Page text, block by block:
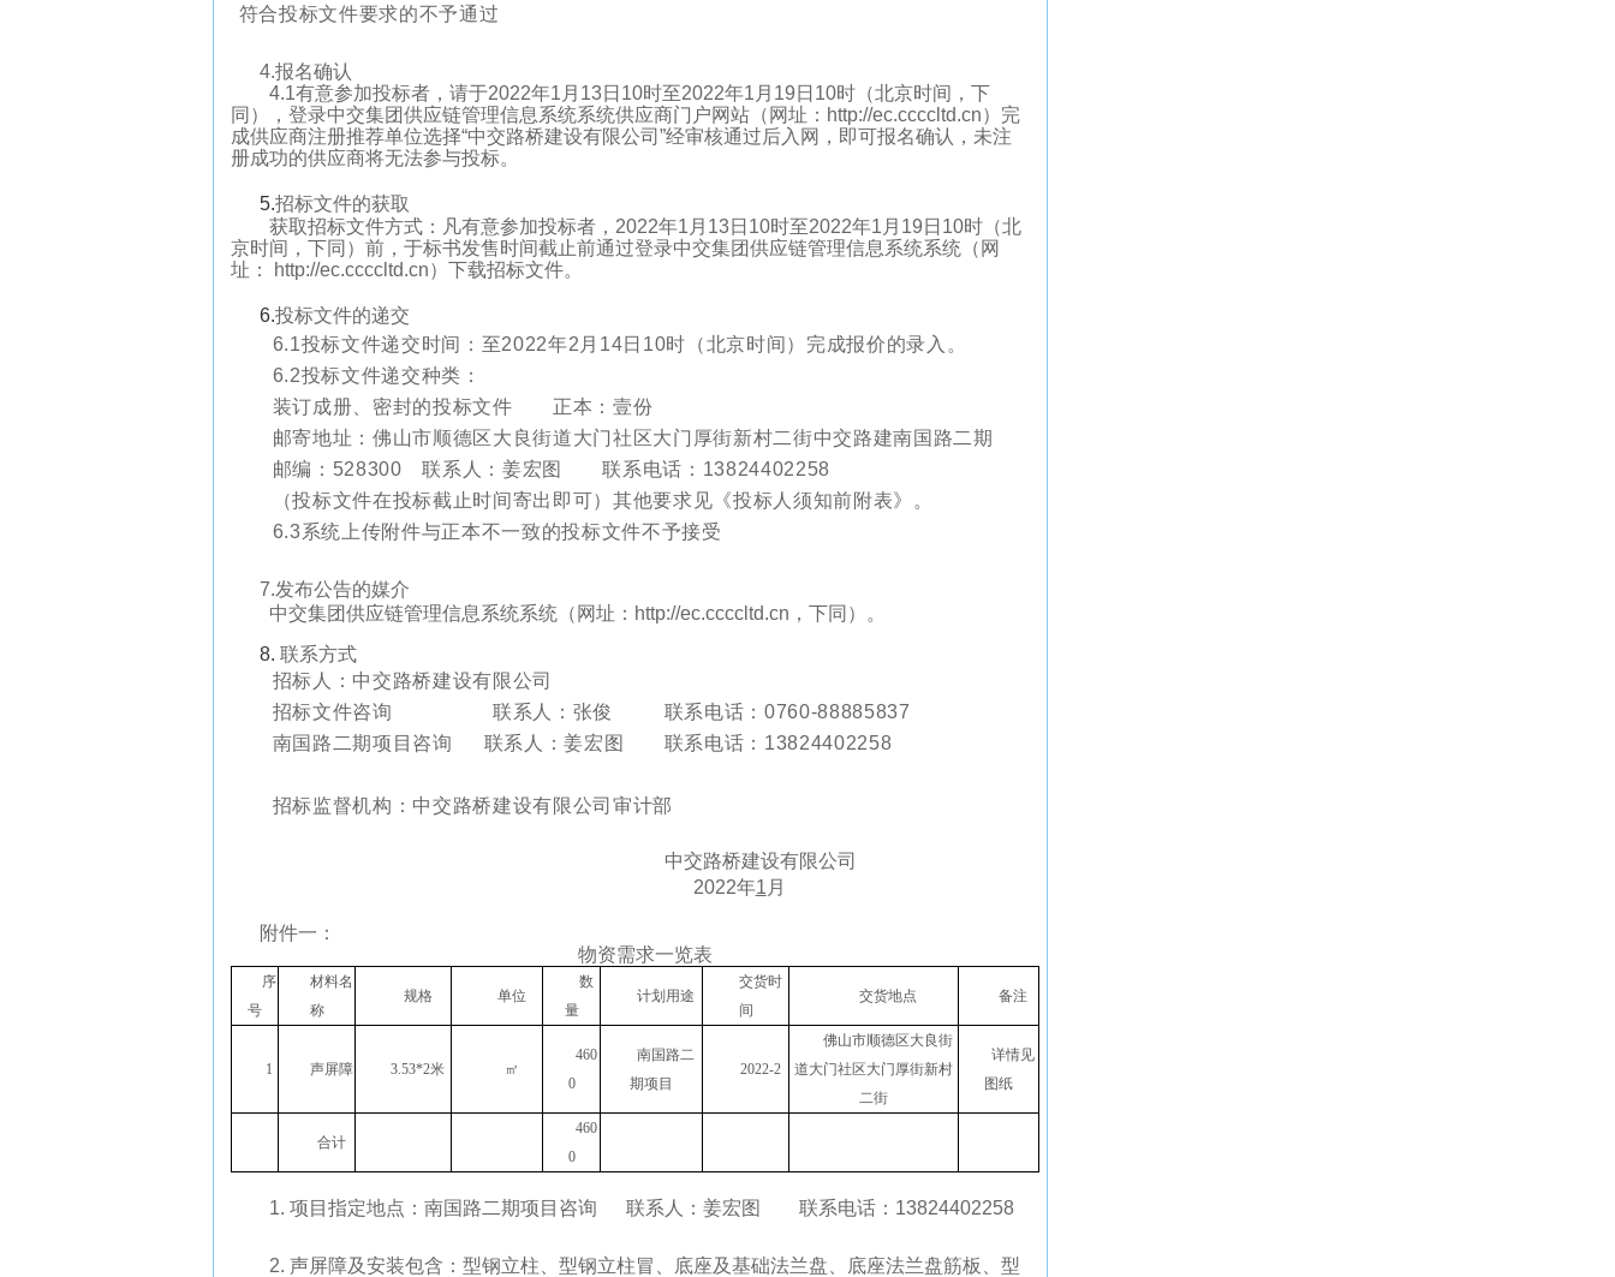
符合投标文件要求的不予通过
4.报名确认
4.1有意参加投标者， 请于2022年1月13日 10时至2022年1 月19日 10时 （北京时间，下
同）， 登录中交集团供应链管理信息系统系统供应商门户网站（网址： http://ec.ccccltd.cn）完
成供应商注册推荐单位选择“中交路桥建设有限公司”经审核通过后入网，即可报名确认， 未注
册成功的供应商将无法参与投标。
5.招标文件的获取
获取招标文件方式：凡有意参加投标者， 2022年1月13日 10时至2022年1 月19日 10时 （北
京时间，下同） 前，于标书发售时间截止前通过登录中交集团供应链管理信息系统系统（网
址：
http://ec.ccccltd.cn）下载招标文件。
6.投标文件的递交
6.1投标文件递交时间：至2022年2月14日10时（北京时间）完成报价的录入。
6.2投标文件递交种类：
装订成册、密封的投标文件 正本：壹份
邮寄地址：佛山市顺德区大良街道大门社区大门厚街新村二街中交路建南国路二期
邮编：528300 联系人：姜宏图 联系电话：13824402258
（投标文件在投标截止时间寄出即可）其他要求见《投标人须知前附表》。
6.3系统上传附件与正本不一致的投标文件不予接受
7.发布公告的媒介
中交集团供应链管理信息系统系统（网址： http://ec.ccccltd.cn ，下同）。
8. 联系方式
招标人：中交路桥建设有限公司
招标文件咨询 联系人：张俊 联系电话：0760-88885837
南国路二期项目咨询 联系人：姜宏图 联系电话：13824402258
招标监督机构：中交路桥建设有限公司审计部
中交路桥建设有限公司
2022年1 月
附件一：
物资需求一览表
序
号
材料名
称
规格 单位
数
量
计划用途
交货时
间
交货地点 备注
1 声屏障 3.53*2米 ㎡
460
0
南国路二
期项目
2022-2
佛山市顺德区大良街
道大门社区大门厚街新村
二街
详情见
图纸
合计
460
0
1. 项目指定地点：南国路二期项目咨询 联系人：姜宏图 联系电话： 13824402258
2. 声屏障及安装包含：型钢立柱、型钢立柱冒、底座及基础法兰盘、底座法兰盘筋板、型